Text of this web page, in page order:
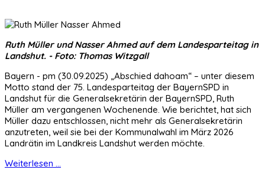
Ruth Müller und Nasser Ahmed auf dem Landesparteitag in
Landshut. - Foto: Thomas Witzgall
Bayern - pm (30.09.2025) „Abschied dahoam“ – unter diesem
Motto stand der 75. Landesparteitag der BayernSPD in
Landshut für die Generalsekretärin der BayernSPD, Ruth
Müller am vergangenen Wochenende. Wie berichtet, hat sich
Müller dazu entschlossen, nicht mehr als Generalsekretärin
anzutreten, weil sie bei der Kommunalwahl im März 2026
Landrätin im Landkreis Landshut werden möchte.
Weiterlesen ...